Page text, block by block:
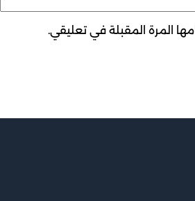
المرة المقبلة في تعليقي.